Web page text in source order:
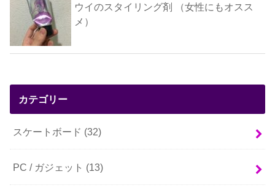
ウイのスタイリング剤 （女性にもオスス
メ）
カテゴリー
スケートボード (32)
PC / ガジェット (13)